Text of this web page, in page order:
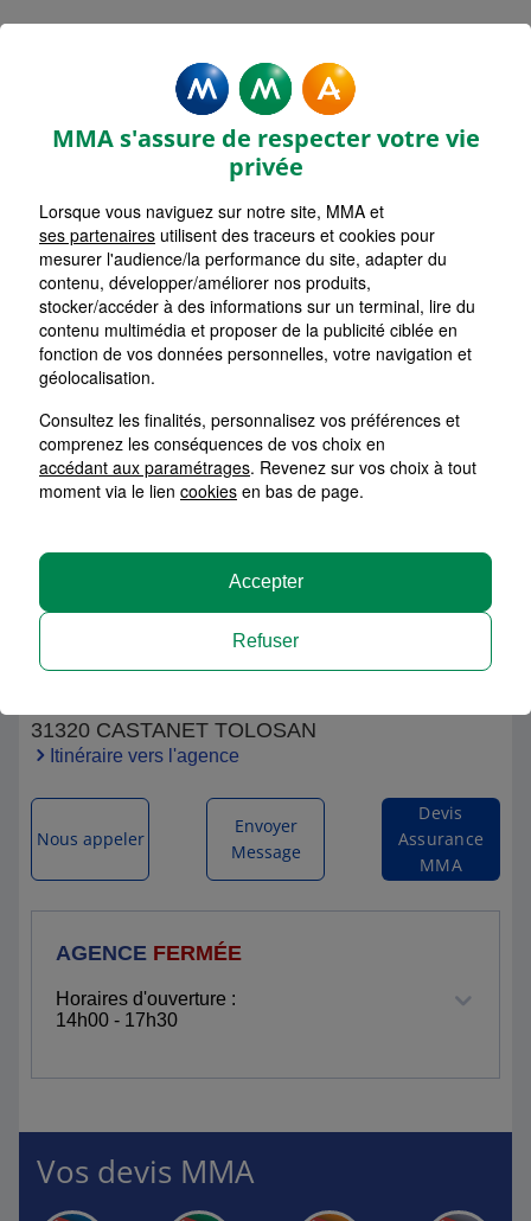
TOLOSAN
Accueil Assurance Occitanie Assurance Haute-Garonne (31)
Agence MMA Castanet-Tolosan, Cabinet
CARRON
31320 CASTANET TOLOSAN
Itinéraire vers l'agence
AGENCE FERMÉE
Horaires d'ouverture :
14h00 - 17h30
Nous appeler
Envoyer
Message
Devis
Assurance
MMA
Vos devis MMA
MMA s'assure de respecter votre vie
privée
Lorsque vous naviguez sur notre site, MMA et
ses partenaires utilisent des traceurs et cookies pour
mesurer l'audience/la performance du site, adapter du
contenu, développer/améliorer nos produits,
stocker/accéder à des informations sur un terminal, lire du
contenu multimédia et proposer de la publicité ciblée en
fonction de vos données personnelles, votre navigation et
géolocalisation.
Consultez les finalités, personnalisez vos préférences et
comprenez les conséquences de vos choix en
accédant aux paramétrages. Revenez sur vos choix à tout
moment via le lien cookies en bas de page.
Refuser
Accepter